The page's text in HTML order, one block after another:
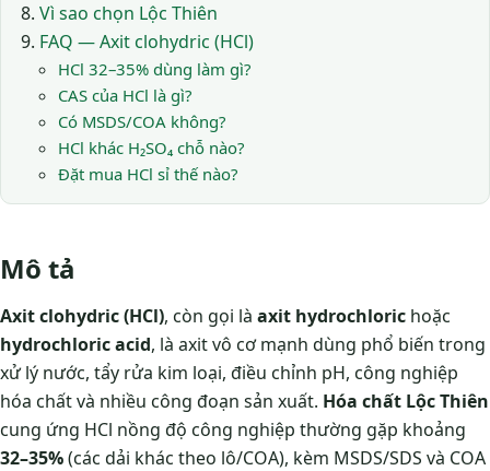
Vì sao chọn Lộc Thiên
FAQ — Axit clohydric (HCl)
HCl 32–35% dùng làm gì?
CAS của HCl là gì?
Có MSDS/COA không?
HCl khác H₂SO₄ chỗ nào?
Đặt mua HCl sỉ thế nào?
Mô tả
Axit clohydric (HCl), còn gọi là axit hydrochloric hoặc
hydrochloric acid, là axit vô cơ mạnh dùng phổ biến trong
xử lý nước, tẩy rửa kim loại, điều chỉnh pH, công nghiệp
hóa chất và nhiều công đoạn sản xuất. Hóa chất Lộc Thiên
cung ứng HCl nồng độ công nghiệp thường gặp khoảng
32–35%(các dải khác theo lô/COA), kèm MSDS/SDS và COA